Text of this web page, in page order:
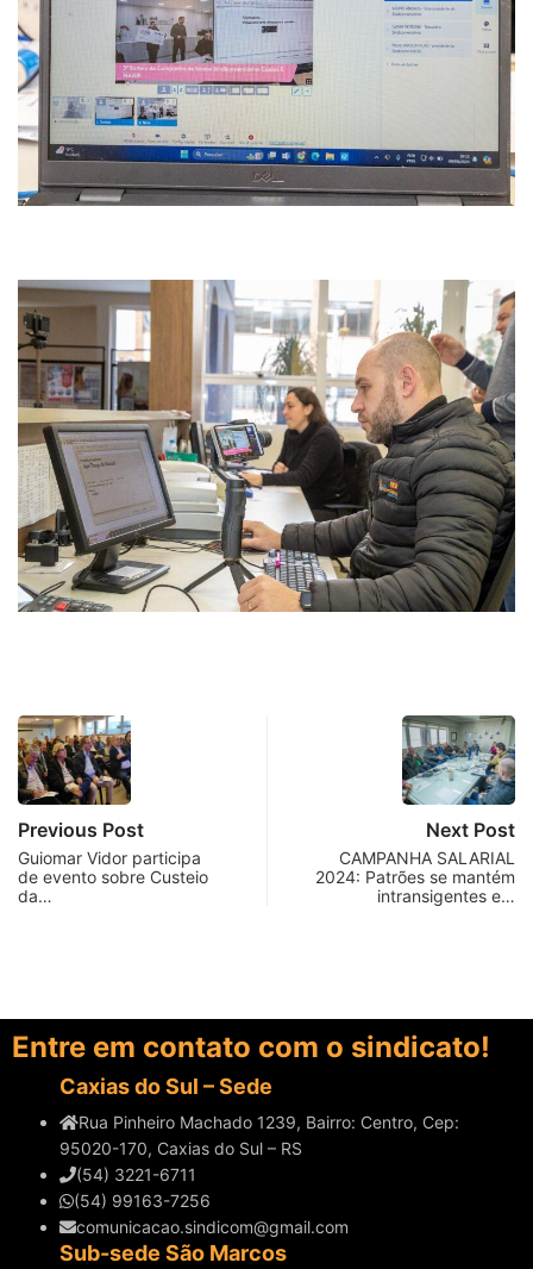
Previous Post
Guiomar Vidor participa
de evento sobre Custeio
da…
Next Post
CAMPANHA SALARIAL
2024: Patrões se mantém
intransigentes e…
Entre em contato com o sindicato!
Caxias do Sul – Sede
Rua Pinheiro Machado 1239, Bairro: Centro, Cep:
95020-170, Caxias do Sul – RS
(54) 3221-6711
(54) 99163-7256
comunicacao.sindicom@gmail.com
Sub-sede São Marcos